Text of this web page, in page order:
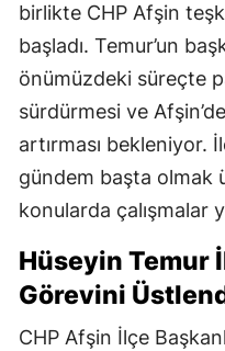
birlikte CHP Afşin
başladı. Temur’un
önümüzdeki süreçte
sürdürmesi ve
artırması bekleniyor.
gündem başta olmak
konularda çalışmalar
Hüseyin Temur
Görevini
CHP Afşin İlçe